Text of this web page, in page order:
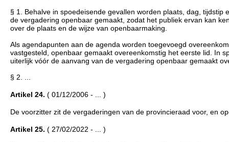
§ 1. Behalve in spoedeisende gevallen worden plaats, dag,
de vergadering openbaar gemaakt, zodat het publiek ervan kan
over de plaats en de wijze van openbaarmaking.
Als agendapunten aan de agenda worden toegevoegd
vastgesteld, openbaar gemaakt overeenkomstig het eerste lid. In
uiterlijk vóór de aanvang van de vergadering openbaar gemaakt
§ 2. ...
Artikel 24. ( 01/12/2006 - ... )
De voorzitter zit de vergaderingen van de provincieraad voor, en
Artikel 25. ( 27/02/2022 - ... )